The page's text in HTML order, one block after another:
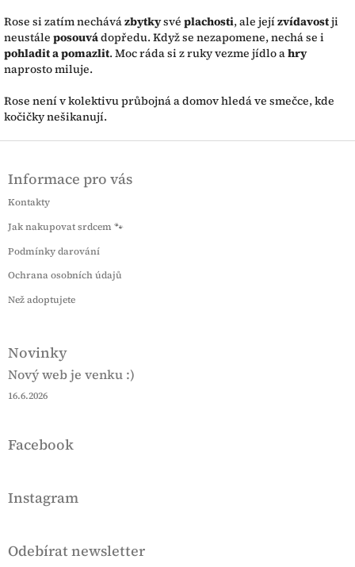
Rose si zatím nechávázbytkysvé plachosti, ale její zvídavostji
neustále posouvádopředu. Když se nezapomene, nechá se i
pohladit a pomazlit. Moc ráda si z ruky vezme jídlo ahry
naprosto miluje.
Rose není v kolektivu průbojná a domov hledá ve smečce, kde
kočičky nešikanují.
pInformace pro vás
Kontakty
Jak nakupovat srdcem 🐾
Podmínky darování
Ochrana osobních údajů
Než adoptujete
Novinky
Nový web je venku :)
16.6.2026
Facebook
Instagram
Odebírat newsletter